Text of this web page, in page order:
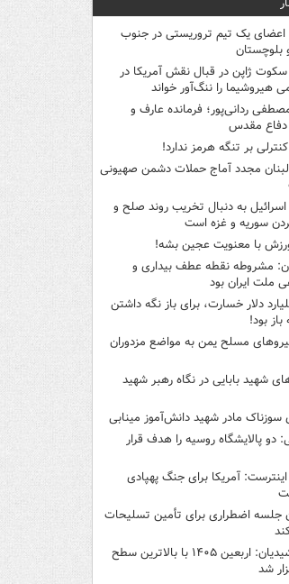
یک تیم تروریستی در جنوب
ژاپن در قبال نقش آمریکا در
هیروشیما را ننگ‌آور خواند
ردانی‌پور؛ فرمانده عارف و
دفاع مقدس
بر تنگه هرمز ندارد!
مجدد آماج حملات دشمن صهیونی
اسرائیل به دنبال تخریب روند صلح و
سوریه و غزه است
با معنویت عجین بشه!
مشروطه نقطه عطف بیداری و
ملت ایران بود
میلیارد دلار خسارت، برای باز نگه داشتن
بود!
مسلح یمن به مواضع مزدوران
شهید بابایی در نگاه رهبر شهید
سوزناک مادر شهید دانش‌آموز مینابی
دو پالایشگاه روسیه را هدف قرار
آمریکا برای جنگ پهپادی
جلسه اضطراری برای تأمین تسلیحات
پورجمشیدیان: اربعین ۱۴۰۵ با بالاترین سطح
شد